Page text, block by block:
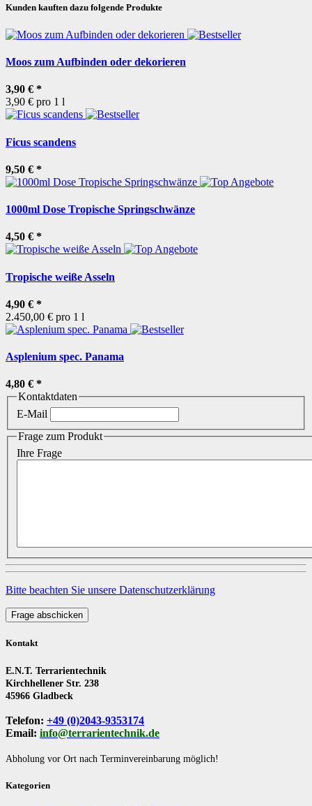
Kunden kauften dazu folgende Produkte
Moos zum Aufbinden oder dekorieren
3,90 € *
3,90 € pro 1 l
Ficus scandens
9,50 € *
1000ml Dose Tropische Springschwänze
4,50 € *
Tropische weiße Asseln
4,90 € *
2.450,00 € pro 1 l
Asplenium spec. Panama
4,80 € *
Kontaktdaten
E-Mail
Frage zum Produkt
Ihre Frage
Bitte beachten Sie unsere Datenschutzerklärung
Frage abschicken
Kontakt
E.N.T. Terrarientechnik
Kirchhellener Str. 238
45966 Gladbeck
Telefon: +49 (0)2043-9353174
Email: info@terrarientechnik.de
Abholung vor Ort nach Terminvereinbarung möglich!
Kategorien